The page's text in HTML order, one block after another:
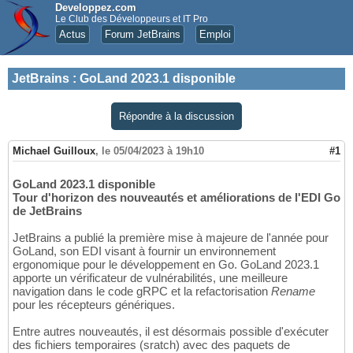
Developpez.com
Le Club des Développeurs et IT Pro
Actus Forum JetBrains Emploi
JetBrains : GoLand 2023.1 disponible
Répondre à la discussion
Michael Guilloux, le 05/04/2023 à 19h10 #1
GoLand 2023.1 disponible
Tour d'horizon des nouveautés et améliorations de l'EDI Go
de JetBrains
JetBrains a publié la première mise à majeure de l'année pour
GoLand, son EDI visant à fournir un environnement
ergonomique pour le développement en Go. GoLand 2023.1
apporte un vérificateur de vulnérabilités, une meilleure
navigation dans le code gRPC et la refactorisation Rename
pour les récepteurs génériques.
Entre autres nouveautés, il est désormais possible d'exécuter
des fichiers temporaires (sratch) avec des paquets de